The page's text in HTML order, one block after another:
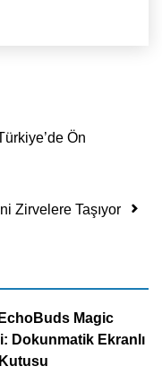
Ön
Zirvelere Taşıyor
Magic
Dokunmatik Ekranlı